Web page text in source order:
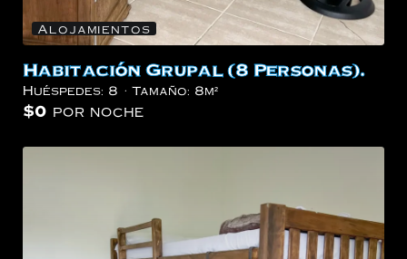
Alojamientos
Habitación Grupal (8 Personas).
Huéspedes: 8 Tamaño: 8m²
$0 por noche